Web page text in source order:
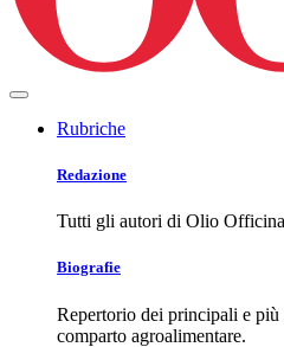
Rubriche
Redazione
Tutti gli autori di Olio Officina
Biografie
Repertorio dei principali e
comparto agroalimentare.